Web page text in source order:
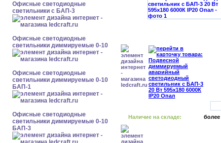
Офисные светодиодные
светильники с БАП-3
Офисные светодиодные
светильники диммируемые 0-10
Офисные светодиодные
светильники диммируемые 0-10
БАП-1
Офисные светодиодные
светильники диммируемые 0-10
БАП-3
Наличие на складе: более